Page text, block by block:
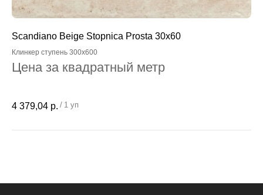
Scandiano Beige Stopnica Prosta 30x60
Клинкер ступень 300x600
Цена за квадратный метр
4 379,04 р. / 1 уп